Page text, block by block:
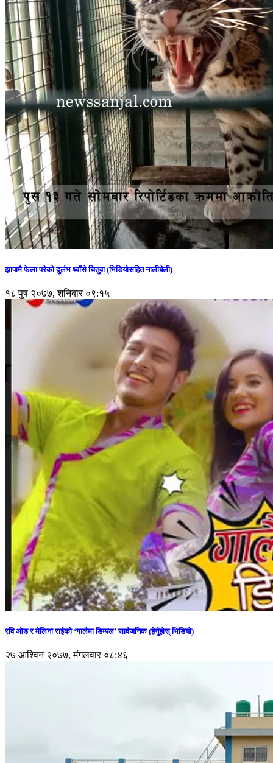
झापामै फेला परेको दुर्लभ ध्वाँसे चितुवा (भिडियोसहित नालीबेली)
१८ पुष २०७७, शनिबार ०९:१५
रवि ओड र मेलिना राईको ‘गालैमा डिम्पल’ सार्वजनिक (हेर्नुहोस् भिडियो)
२७ आश्विन २०७७, मंगलवार ०८:४६